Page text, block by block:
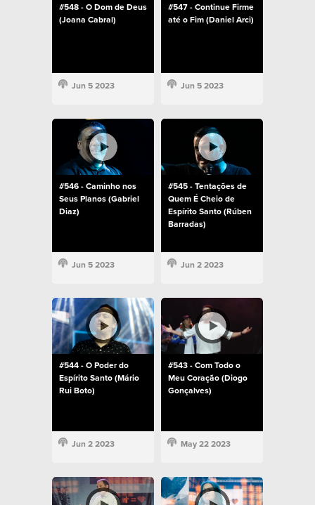
#548 - O Dom de Deus
(Joana Cabral)
Jun 5 2023
#547 - Continue Firme
até o Fim (Daniel Arci)
Jun 5 2023
#546 - Caminho nos
Seus Planos (Gabriel
Diaz)
Jun 5 2023
#545 - Tentações de
Quem É Cheio de
Espírito Santo (Rúben
Barradas)
Jun 2 2023
#544 - O Poder do
Espírito Santo (Mário
Rui Boto)
Jun 2 2023
#543 - Com Todo o
Meu Coração (Diogo
Gonçalves)
May 22 2023